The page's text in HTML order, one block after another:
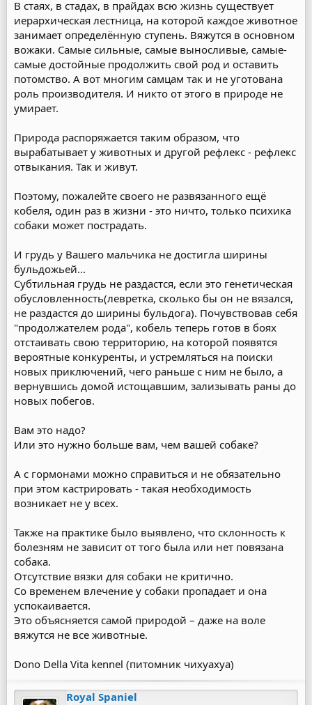
В стаях, в стадах, в прайдах всю жизнь существует
иерархическая лестница, на которой каждое животное
занимает определённую ступень. Вяжутся в основном
вожаки. Самые сильные, самые выносливые, самые-
самые достойные продолжить свой род и оставить
потомство. А вот многим самцам так и не уготована
роль производителя. И никто от этого в природе не
умирает.
Природа распоряжается таким образом, что
вырабатывает у животных и другой рефлекс - рефлекс
отвыкания. Так и живут.
Поэтому, пожалейте своего не развязанного ещё
кобеля, один раз в жизни - это ничто, только психика
собаки может пострадать.
И грудь у Вашего мальчика не достигла ширины
бульдожьей...
Субтильная грудь не раздастся, если это генетическая
обусловленность(левретка, сколько бы он не вязался,
не раздастся до ширины бульдога). Почувствовав себя
"продолжателем рода", кобель теперь готов в боях
отстаивать свою территорию, на которой появятся
вероятные конкуренты, и устремляться на поиски
новых приключений, чего раньше с ним не было, а
вернувшись домой истощавшим, зализывать раны до
новых побегов.
Вам это надо?
Или это нужно больше вам, чем вашей собаке?
А с гормонами можно справиться и не обязательно
при этом кастрировать - такая необходимость
возникает не у всех.
Также на практике было выявлено, что склонность к
болезням не зависит от того была или нет повязана
собака.
Отсутствие вязки для собаки не критично.
Со временем влечение у собаки пропадает и она
успокаивается.
Это объясняется самой природой – даже на воле
вяжутся не все животные.
Dono Della Vita kennel (питомник чихуахуа)
Royal Spaniel